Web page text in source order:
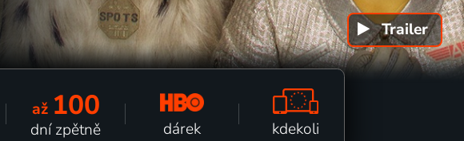
Trailerk
až 100
dní zpětně dárek kdekoli